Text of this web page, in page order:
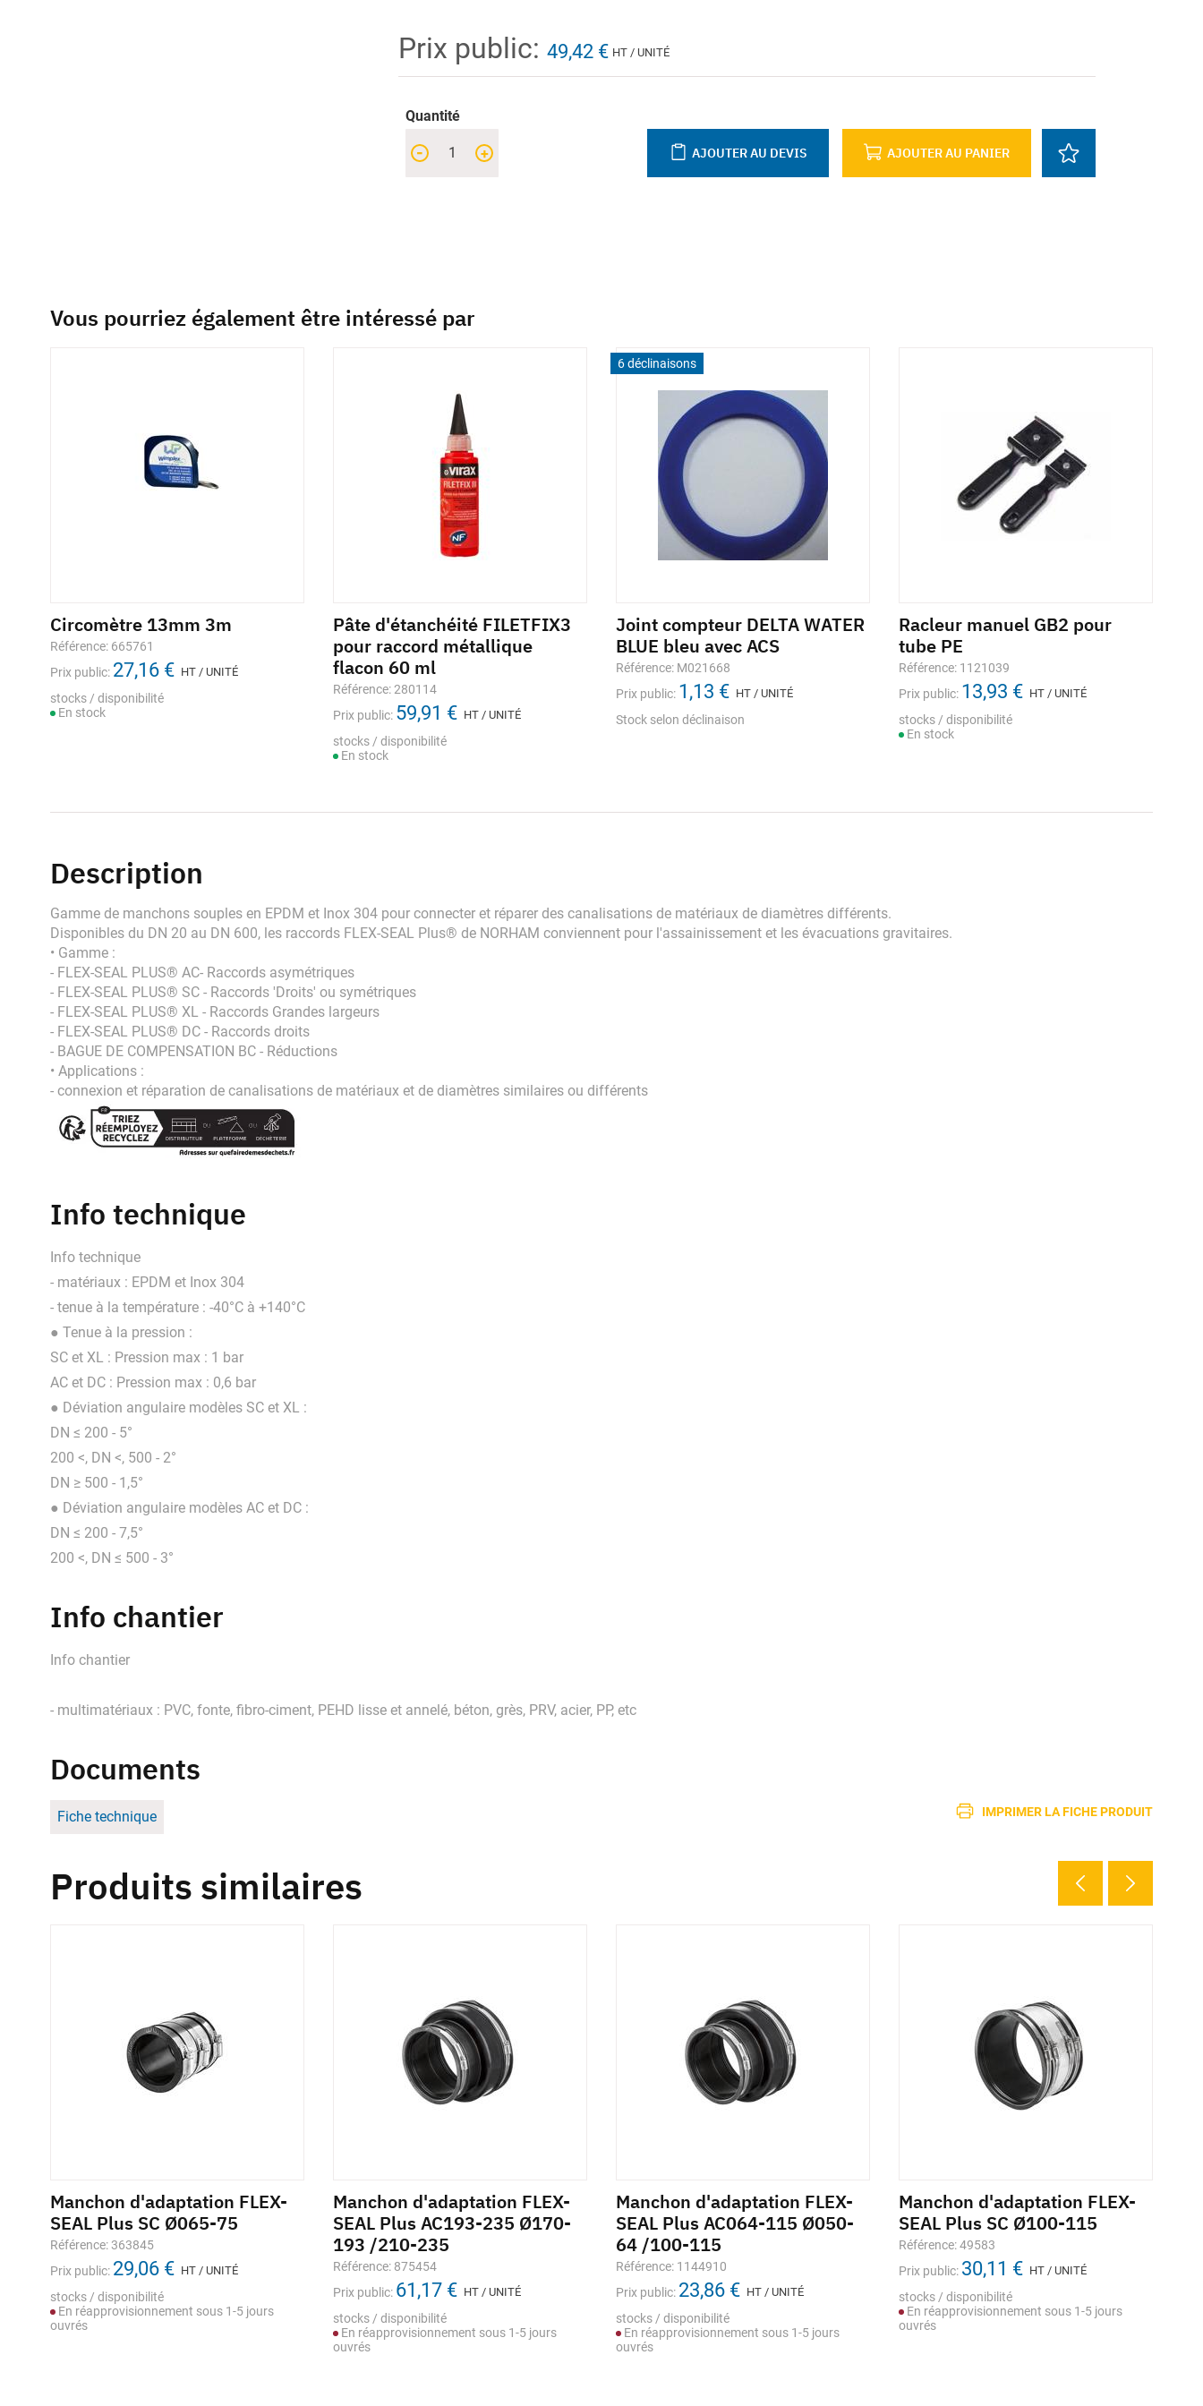
Prix public: 49,42 € HT / UNITÉ
Quantité
+
- AJOUTER AU PANIER
AJOUTER AU DEVIS
Vous pourriez également être intéressé par
Circomètre 13mm 3m
Référence: 665761
Prix public: 27,16 € HT / UNITÉ
stocks / disponibilité
En stock
Pâte d'étanchéité FILETFIX3
pour raccord métallique
flacon 60 ml
Référence: 280114
Prix public: 59,91 € HT / UNITÉ
stocks / disponibilité
En stock
6 déclinaisons
Joint compteur DELTA WATER
BLUE bleu avec ACS
Référence: M021668
Prix public: 1,13 € HT / UNITÉ
Stock selon déclinaison
Racleur manuel GB2 pour
tube PE
Référence: 1121039
Prix public: 13,93 € HT / UNITÉ
stocks / disponibilité
En stock
Description
Gamme de manchons souples en EPDM et Inox 304 pour connecter et réparer des canalisations de matériaux de diamètres différents.
Disponibles du DN 20 au DN 600, les raccords FLEX-SEAL Plus® de NORHAM conviennent pour l'assainissement et les évacuations gravitaires.
• Gamme :
- FLEX-SEAL PLUS® AC- Raccords asymétriques
- FLEX-SEAL PLUS® SC - Raccords 'Droits' ou symétriques
- FLEX-SEAL PLUS® XL - Raccords Grandes largeurs
- FLEX-SEAL PLUS® DC - Raccords droits
- BAGUE DE COMPENSATION BC - Réductions
• Applications :
- connexion et réparation de canalisations de matériaux et de diamètres similaires ou différents
Info technique
Info technique
- matériaux : EPDM et Inox 304
- tenue à la température : -40°C à +140°C
● Tenue à la pression :
SC et XL : Pression max : 1 bar
AC et DC : Pression max : 0,6 bar
● Déviation angulaire modèles SC et XL :
DN ≤ 200 - 5°
200 <, DN <, 500 - 2°
DN ≥ 500 - 1,5°
● Déviation angulaire modèles AC et DC :
DN ≤ 200 - 7,5°
200 <, DN ≤ 500 - 3°
Info chantier
Info chantier
- multimatériaux : PVC, fonte, fibro-ciment, PEHD lisse et annelé, béton, grès, PRV, acier, PP, etc
Documents
Fiche technique IMPRIMER LA FICHE PRODUIT
Produits similaires
Manchon d'adaptation FLEX-
SEAL Plus SC Ø065-75
Référence: 363845
Prix public: 29,06 € HT / UNITÉ
stocks / disponibilité
En réapprovisionnement sous 1-5 jours
ouvrés
Manchon d'adaptation FLEX-
SEAL Plus AC193-235 Ø170-
193 /210-235
Référence: 875454
Prix public: 61,17 € HT / UNITÉ
stocks / disponibilité
En réapprovisionnement sous 1-5 jours
ouvrés
Manchon d'adaptation FLEX-
SEAL Plus AC064-115 Ø050-
64 /100-115
Référence: 1144910
Prix public: 23,86 € HT / UNITÉ
stocks / disponibilité
En réapprovisionnement sous 1-5 jours
ouvrés
Manchon d'adaptation FLEX-
SEAL Plus SC Ø100-115
Référence: 49583
Prix public: 30,11 € HT / UNITÉ
stocks / disponibilité
En réapprovisionnement sous 1-5 jours
ouvrés